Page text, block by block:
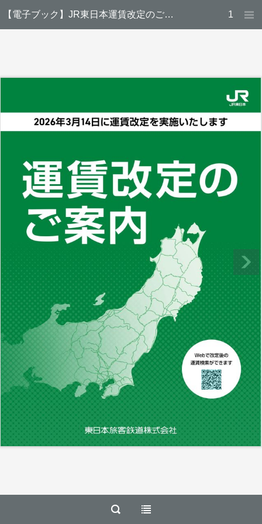
【電子ブック】JR東日本運賃改定のご案内（第2版） 1